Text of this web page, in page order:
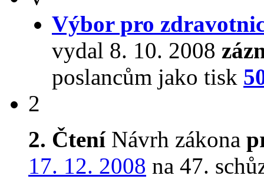
Výbor pro
vydal 8. 10. 2008
poslancům jako tisk
2
2. ČteníNávrh zákona
17. 12. 2008 na 47.